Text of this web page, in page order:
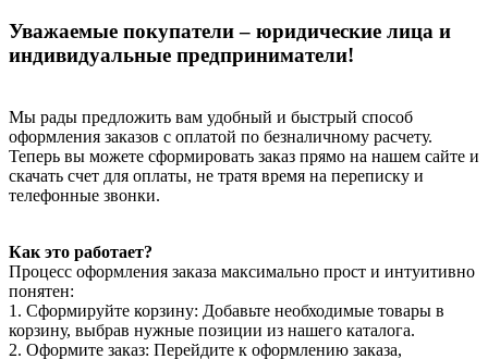
Уважаемые покупатели – юридические лица и
индивидуальные предприниматели!
Мы рады предложить вам удобный и быстрый способ
оформления заказов с оплатой по безналичному расчету.
Теперь вы можете сформировать заказ прямо на нашем сайте и
скачать счет для оплаты, не тратя время на переписку и
телефонные звонки.
Как это работает?
Процесс оформления заказа максимально прост и интуитивно
понятен:
1. Сформируйте корзину: Добавьте необходимые товары в
корзину, выбрав нужные позиции из нашего каталога.
2. Оформите заказ: Перейдите к оформлению заказа,